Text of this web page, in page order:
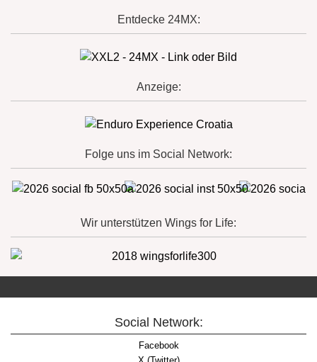
Entdecke 24MX:
Anzeige:
Folge uns im Social Network:
Wir unterstützen Wings for Life:
Social Network:
Facebook